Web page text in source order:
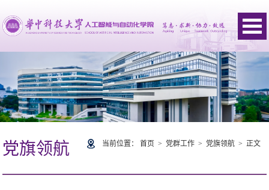
党旗领航 当前位置： 首页> 党群工作> 党旗领航> 正文